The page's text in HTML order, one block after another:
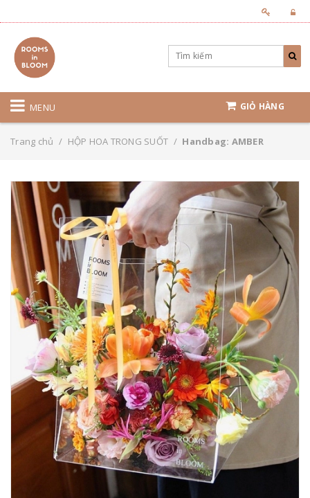
MENU GIỎ HÀNG
Trang chủ / HỘP HOA TRONG SUỐT / Handbag: AMBER